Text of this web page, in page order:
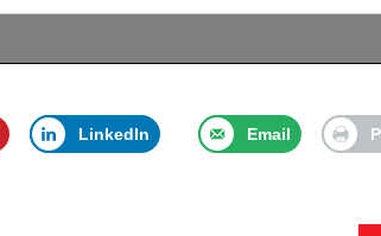
LinkedIn Email